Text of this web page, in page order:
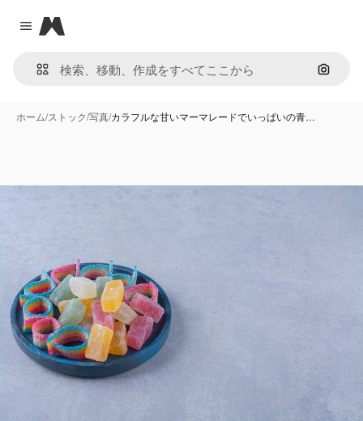
Close menu
Magnific
画像で
ホーム/ストック/写真/カラフルな甘いマーマレードでいっぱいの青…